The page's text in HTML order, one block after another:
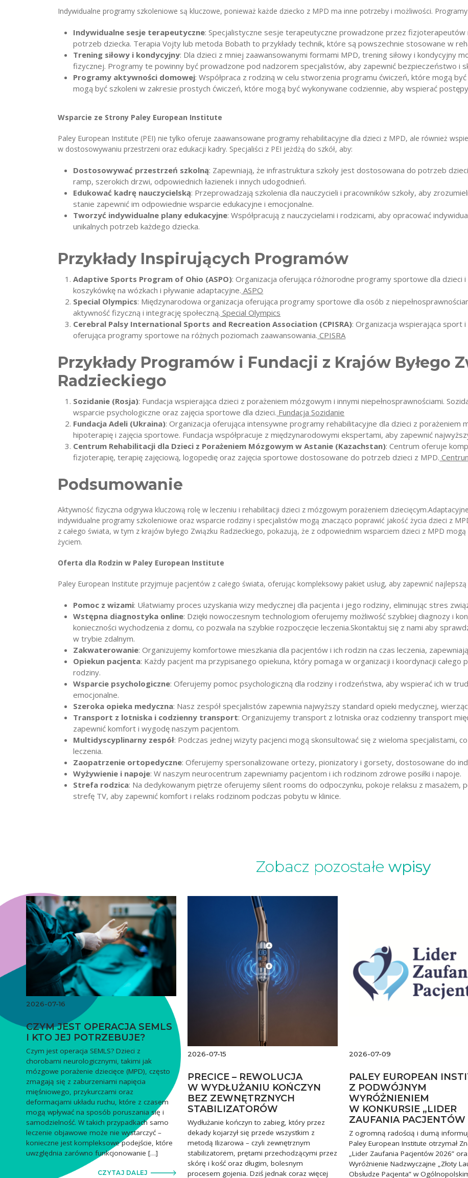
Indywidualne programy szkoleniowe są kluczowe, ponieważ każde dziecko z MPD ma inne potrzeby i możliwości.
Indywidualne sesje terapeutyczne: Specjalistyczne sesje terapeutyczne prowadzone przez
potrzeb dziecka. Terapia Vojty lub metoda Bobath to przykłady technik, które są powszechnie stosowane w
Trening siłowy i kondycyjny: Dla dzieci z mniej zaawansowanymi formami MPD, trening siłowy i kondycyjny
fizycznej. Programy te powinny być prowadzone pod nadzorem specjalistów, aby zapewnić bezpieczeństwo i
Programy aktywności domowej: Współpraca z rodziną w celu stworzenia programu ćwiczeń, które mogą
mogą być szkoleni w zakresie prostych ćwiczeń, które mogą być wykonywane codziennie, aby wspierać
Wsparcie ze Strony Paley European Institute
Paley European Institute (PEI) nie tylko oferuje zaawansowane programy rehabilitacyjne dla dzieci z MPD, ale również
w dostosowywaniu przestrzeni oraz edukacji kadry. Specjaliści z PEI jeżdżą do szkół, aby:
Dostosowywać przestrzeń szkolną: Zapewniają, że infrastruktura szkoły jest dostosowana do potrzeb
ramp, szerokich drzwi, odpowiednich łazienek i innych udogodnień.
Edukować kadrę nauczycielską: Przeprowadzają szkolenia dla nauczycieli i pracowników szkoły, aby
stanie zapewnić im odpowiednie wsparcie edukacyjne i emocjonalne.
Tworzyć indywidualne plany edukacyjne: Współpracują z nauczycielami i rodzicami, aby opracować
unikalnych potrzeb każdego dziecka.
Przykłady Inspirujących Programów
Adaptive Sports Program of Ohio (ASPO): Organizacja oferująca różnorodne programy sportowe dla dzieci
koszykówkę na wózkach i pływanie adaptacyjne. ASPO
Special Olympics: Międzynarodowa organizacja oferująca programy sportowe dla osób z
aktywność fizyczną i integrację społeczną. Special Olympics
Cerebral Palsy International Sports and Recreation Association (CPISRA): Organizacja wspierająca sport
oferująca programy sportowe na różnych poziomach zaawansowania. CPISRA
Przykłady Programów i Fundacji z Krajów Byłego
Radzieckiego
Sozidanie (Rosja): Fundacja wspierająca dzieci z porażeniem mózgowym i innymi niepełnosprawnościami.
wsparcie psychologiczne oraz zajęcia sportowe dla dzieci. Fundacja Sozidanie
Fundacja Adeli (Ukraina): Organizacja oferująca intensywne programy rehabilitacyjne dla dzieci z porażeniem
hipoterapię i zajęcia sportowe. Fundacja współpracuje z międzynarodowymi ekspertami, aby zapewnić
Centrum Rehabilitacji dla Dzieci z Porażeniem Mózgowym w Astanie (Kazachstan): Centrum oferuje
fizjoterapię, terapię zajęciową, logopedię oraz zajęcia sportowe dostosowane do potrzeb dzieci z MPD.
Podsumowanie
Aktywność fizyczna odgrywa kluczową rolę w leczeniu i rehabilitacji dzieci z mózgowym porażeniem
indywidualne programy szkoleniowe oraz wsparcie rodziny i specjalistów mogą znacząco poprawić jakość życia dzieci z
z całego świata, w tym z krajów byłego Związku Radzieckiego, pokazują, że z odpowiednim wsparciem dzieci z MPD
życiem.
Oferta dla Rodzin w Paley European Institute
Paley European Institute przyjmuje pacjentów z całego świata, oferując kompleksowy pakiet usług, aby zapewnić
Pomoc z wizami: Ułatwiamy proces uzyskania wizy medycznej dla pacjenta i jego rodziny, eliminując stres
Wstępna diagnostyka online: Dzięki nowoczesnym technologiom oferujemy możliwość szybkiej diagnozy i
konieczności wychodzenia z domu, co pozwala na szybkie rozpoczęcie leczenia.Skontaktuj się z nami aby
w trybie zdalnym.
Zakwaterowanie: Organizujemy komfortowe mieszkania dla pacjentów i ich rodzin na czas leczenia,
Opiekun pacjenta: Każdy pacjent ma przypisanego opiekuna, który pomaga w organizacji i koordynacji
rodziny.
Wsparcie psychologiczne: Oferujemy pomoc psychologiczną dla rodziny i rodzeństwa, aby wspierać ich w
emocjonalne.
Szeroka opieka medyczna: Nasz zespół specjalistów zapewnia najwyższy standard opieki medycznej,
Transport z lotniska i codzienny transport: Organizujemy transport z lotniska oraz codzienny transport
zapewnić komfort i wygodę naszym pacjentom.
Multidyscyplinarny zespół: Podczas jednej wizyty pacjenci mogą skonsultować się z wieloma specjalistami,
leczenia.
Zaopatrzenie ortopedyczne: Oferujemy spersonalizowane ortezy, pionizatory i gorsety, dostosowane do
Wyżywienie i napoje: W naszym neurocentrum zapewniamy pacjentom i ich rodzinom zdrowe posiłki i napoje.
Strefa rodzica: Na dedykowanym piętrze oferujemy silent rooms do odpoczynku, pokoje relaksu z masażem,
strefę TV, aby zapewnić komfort i relaks rodzinom podczas pobytu w klinice.
Zobacz pozostałe wpisy
2026-07-16
CZYM JEST OPERACJA SEMLS
I KTO JEJ POTRZEBUJE?
Czym jest operacja SEMLS? Dzieci z
chorobami neurologicznymi, takimi jak
mózgowe porażenie dziecięce (MPD), często
zmagają się z zaburzeniami napięcia
mięśniowego, przykurczami oraz
deformacjami układu ruchu, które z czasem
mogą wpływać na sposób poruszania się i
samodzielność. W takich przypadkach samo
leczenie objawowe może nie wystarczyć –
konieczne jest kompleksowe podejście, które
uwzględnia zarówno funkcjonowanie […]
CZYTAJ DALEJ
2026-07-15
PRECICE – REWOLUCJA
W WYDŁUŻANIU KOŃCZYN
BEZ ZEWNĘTRZNYCH
STABILIZATORÓW
Wydłużanie kończyn to zabieg, który przez
dekady kojarzył się przede wszystkim z
metodą Ilizarowa – czyli zewnętrznym
stabilizatorem, prętami przechodzącymi przez
skórę i kość oraz długim, bolesnym
procesem gojenia. Dziś jednak coraz więcej
2026-07-09
PALEY EUROPEAN
Z PODWÓJNYM
WYRÓŻNIENIEM
W KONKURSIE „LIDER
ZAUFANIA PACJENTÓW
Z ogromną radością i dumą
Paley European Institute otrzymał
„Lider Zaufania Pacjentów 2026”
Wyróżnienie Nadzwyczajne „Złoty
Obsłudze Pacjenta” w